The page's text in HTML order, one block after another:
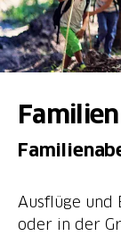
Ausflüge und
oder in der